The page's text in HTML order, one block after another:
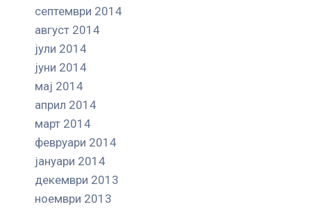
септември 2014
август 2014
јули 2014
јуни 2014
мај 2014
април 2014
март 2014
февруари 2014
јануари 2014
декември 2013
ноември 2013